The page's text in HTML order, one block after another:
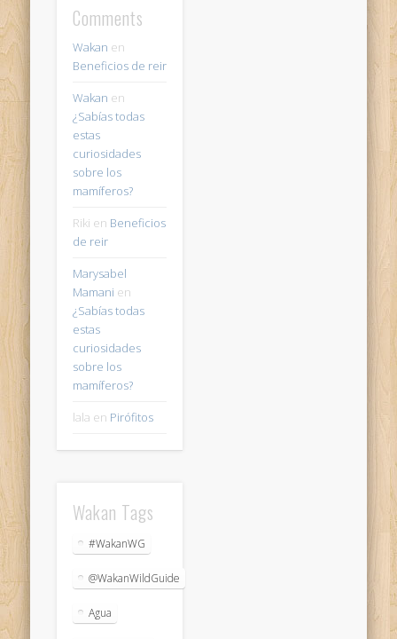
Comments
Wakan en
Beneficios de reir
Wakan en
¿Sabías todas
estas
curiosidades
sobre los
mamíferos?
Riki en Beneficios
de reir
Marysabel
Mamani en
¿Sabías todas
estas
curiosidades
sobre los
mamíferos?
lala en Pirófitos
Wakan Tags
#WakanWG
@WakanWildGuide
Agua